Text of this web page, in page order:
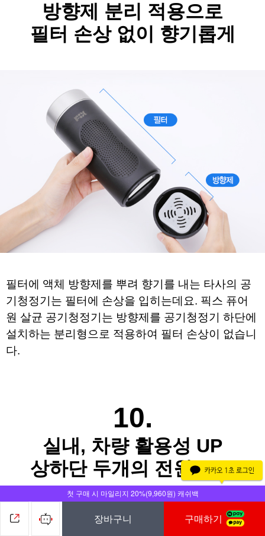
첫 구매 시 마일리지 20%(9,960원) 캐쉬백
장바구니 구매하기
방향제 분리 적용으로
필터 손상 없이 향기롭게
필터에 액체 방향제를 뿌려 향기를 내는 타사의 공
기청정기는 필터에 손상을 입히는데요. 픽스 퓨어
원 살균 공기청정기는 방향제를 공기청정기 하단에
설치하는 분리형으로 적용하여 필터 손상이 없습니
다.
10.
실내, 차량 활용성 UP
상하단 두개의 전원 포트